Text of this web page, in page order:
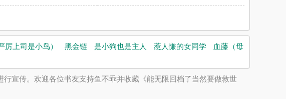
厉上司是小鸟） 黑金链 是小狗也是主人 惹人慊的女同学
血藤（母
宣传。欢迎各位书友支持鱼不乖并收藏《能无限回档了当然要做救世